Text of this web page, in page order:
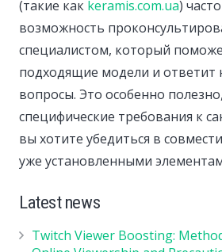
(такие как keramis.com.ua)
возможность
специалистом, который
подходящие модели и ответит
вопросы. Это особенно
специфические требования к
вы хотите убедиться в
уже установленными
Latest news
Twitch Viewer Boosting: